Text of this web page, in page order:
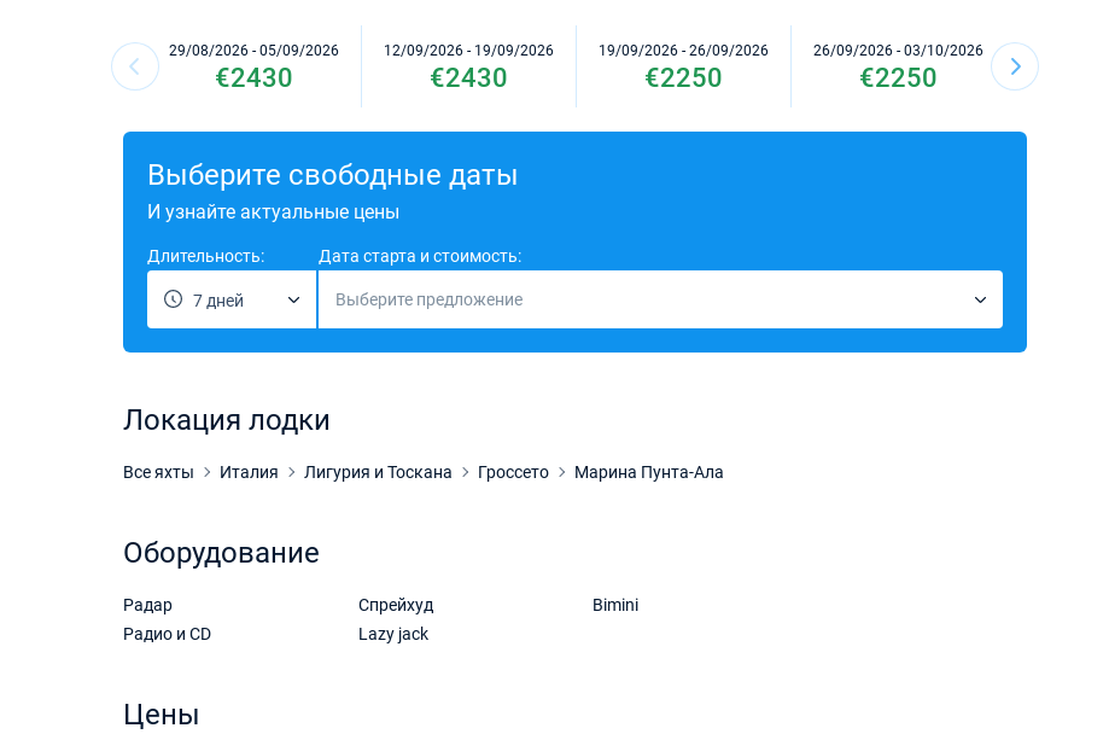
29/08/2026 - 05/09/2026
€2430
12/09/2026 - 19/09/2026
€2430
19/09/2026 - 26/09/2026
€2250
26/09/2026 - 03/10/2026
€2250
03/10/2026
Выберите свободные даты
И узнайте актуальные цены
Длительность:
7 дней
Дата старта и стоимость:
Выберите предложение
Локация лодки
Все яхты Италия Лигурия и Тоскана Гроссето Марина Пунта-Ала
Оборудование
Радар
Радио и CD
Спрейхуд
Lazy jack
Bimini
Цены